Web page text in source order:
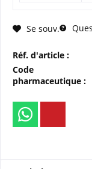
Se souv.
Réf. d'article :
Code
pharmaceutique :